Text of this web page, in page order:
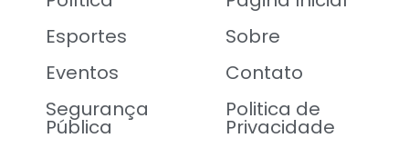
Esportes
Eventos
Segurança
Pública
Sobre
Contato
Politica de
Privacidade